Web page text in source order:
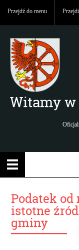
Przejdź do menu
Witamy w
Podatek
istotne
gminy